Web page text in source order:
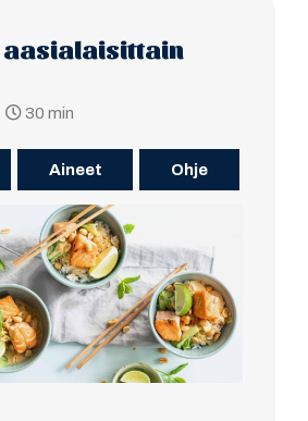
aasialaisittain
30 min
Aineet Ohje